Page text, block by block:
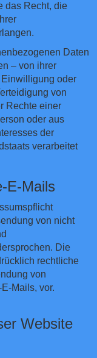
das Recht, die
Daten
– von ihrer
oder
von
Rechte einer
oder aus
der
verarbeitet
E-Mails
von nicht
Die
rechtliche
von
Mails, vor.
Website